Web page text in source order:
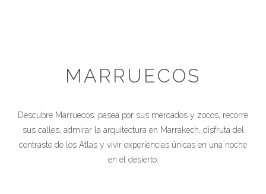
MARRUECOS
Descubre Marruecos: pasea por sus mercados y zocos, recorre
sus calles, admirar la arquitectura en Marrakech, disfruta del
contraste de los Atlas y vivir experiencias únicas en una noche
en el desierto.